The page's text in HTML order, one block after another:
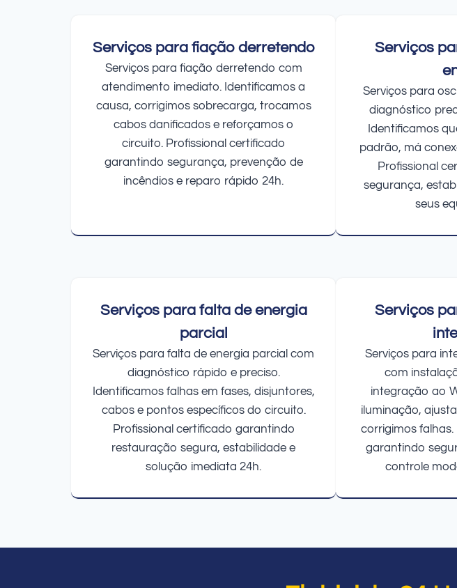
Serviços para fiação derretendo
Serviços para fiação derretendo com
atendimento imediato. Identificamos a
causa, corrigimos sobrecarga, trocamos
cabos danificados e reforçamos o
circuito. Profissional certificado
garantindo segurança, prevenção de
incêndios e reparo rápido 24h.
Serviços
Serviços para
diagnóstico
Identificamos
padrão, má
Profissional
segurança,
seus
Serviços para falta de energia
parcial
Serviços para falta de energia parcial com
diagnóstico rápido e preciso.
Identificamos falhas em fases, disjuntores,
cabos e pontos específicos do circuito.
Profissional certificado garantindo
restauração segura, estabilidade e
solução imediata 24h.
Serviços
Serviços para
com
integração ao
iluminação,
corrigimos
garantindo
controle